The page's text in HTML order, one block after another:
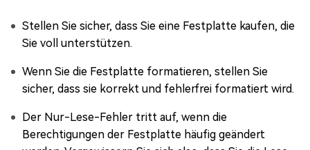
Stellen Sie sicher, dass Sie eine Festplatte kaufen, die
Sie voll unterstützen.
Wenn Sie die Festplatte formatieren, stellen Sie
sicher, dass sie korrekt und fehlerfrei formatiert wird.
Der Nur-Lese-Fehler tritt auf, wenn die
Berechtigungen der Festplatte häufig geändert